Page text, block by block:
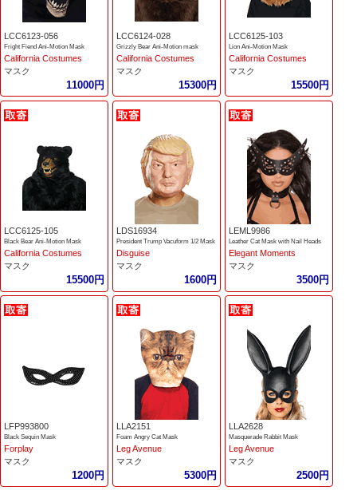
LCC6123-056
Fright Fiend Ani-Motion Mask
California Costumes
マスク
11000円
LCC6124-028
Grizzly Bear Ani-Motion mask
California Costumes
マスク
15300円
LCC6125-103
Lion Ani-Motion Mask
California Costumes
マスク
15500円
LCC6125-105
Black Bear Ani-Motion Mask
California Costumes
マスク
15500円
LDS16934
President Trump Vacuform 1/2 Mask
Disguise
マスク
1600円
LEML9986
Leather Cat Mask with Nail Heads
Elegant Moments
マスク
3500円
LFP993800
Black Sequin Mask
Forplay
マスク
1200円
LLA2151
Foam Angry Cat Mask
Leg Avenue
マスク
5300円
LLA2628
Masquerade Rabbit Mask
Leg Avenue
マスク
2500円